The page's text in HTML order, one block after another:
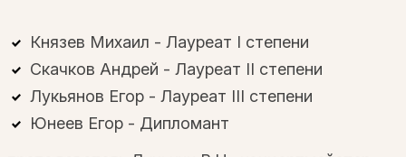
Князев Михаил - Лауреат I степени
Скачков Андрей - Лауреат II степени
Лукьянов Егор - Лауреат III степени
Юнеев Егор - Дипломант